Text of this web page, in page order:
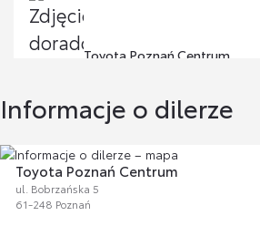
Toyota Poznań Centrum
Wyświetl numer
uzywane@toyotapoznan.pl
Informacje o dilerze
Toyota Poznań Centrum
ul. Bobrzańska 5
61-248 Poznań